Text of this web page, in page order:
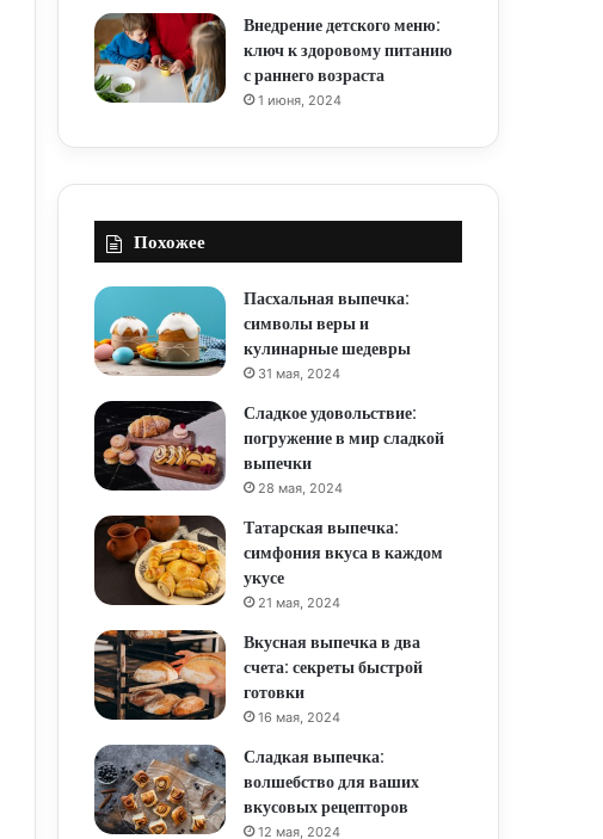
Внедрение детского меню:
ключ к здоровому питанию
с раннего возраста
1 июня, 2024
Похожее
Пасхальная выпечка:
символы веры и
кулинарные шедевры
31 мая, 2024
Сладкое удовольствие:
погружение в мир сладкой
выпечки
28 мая, 2024
Татарская выпечка:
симфония вкуса в каждом
укусе
21 мая, 2024
Вкусная выпечка в два
счета: секреты быстрой
готовки
16 мая, 2024
Сладкая выпечка:
волшебство для ваших
вкусовых рецепторов
12 мая, 2024